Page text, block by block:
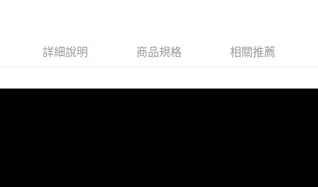
詳細說明 商品規格 相關推薦